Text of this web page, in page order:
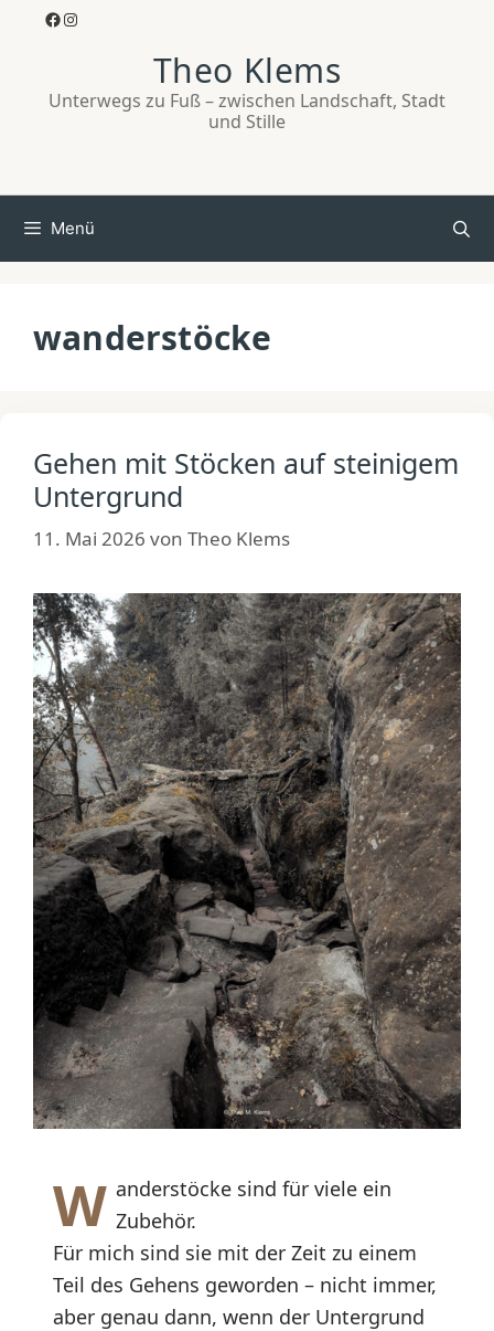
Facebook
Instagram
Theo Klems
Unterwegs zu Fuß – zwischen Landschaft, Stadt
und Stille
Menü
wanderstöcke
Gehen mit Stöcken auf steinigem
Untergrund
11. Mai 2026 von Theo Klems
W anderstöcke sind für viele ein
Zubehör.
Für mich sind sie mit der Zeit zu einem
Teil des Gehens geworden – nicht immer,
aber genau dann, wenn der Untergrund